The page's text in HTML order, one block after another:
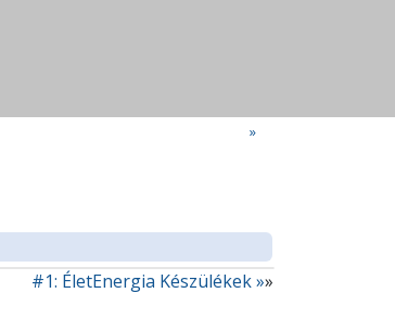
»
#1: ÉletEnergia Készülékek »»